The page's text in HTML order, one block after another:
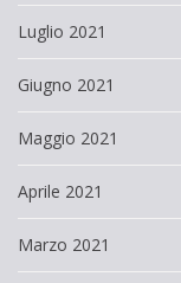
Luglio 2021
Giugno 2021
Maggio 2021
Aprile 2021
Marzo 2021